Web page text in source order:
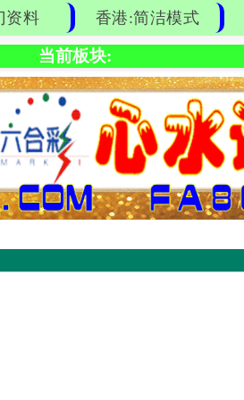
资料 香港:简洁模式
当前板块: